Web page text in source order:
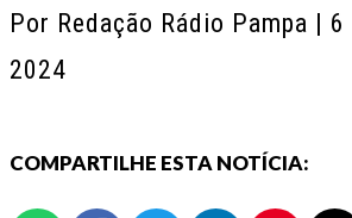
Por Redação Rádio Pampa | 6
2024
COMPARTILHE ESTA NOTÍCIA: